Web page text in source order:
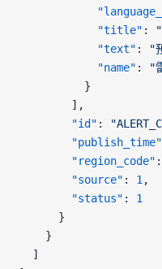
            "title"
:
            "text"
:
"
            "name"
:
"
          }
        ],
        "id"
:
        "publish_time"
        "region_code"
:
        "source"
: 1 ,
        "status"
: 1
      }
    }
  ]